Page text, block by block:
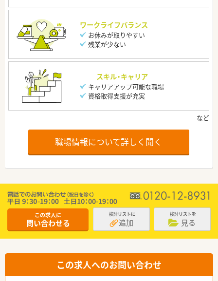
ワークライフバランス
お休みが取りやすい
残業が少ない
スキル・キャリア
キャリアアップ可能な職場
資格取得支援が充実
職場情報について詳しく聞く
この求人に
問い合わせる
検討リストに
追加
検討リストを
見る
この求人へのお問い合わせ